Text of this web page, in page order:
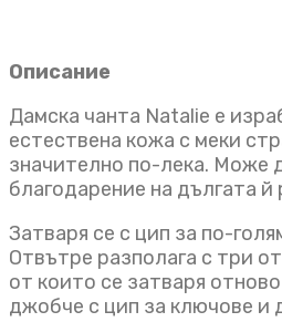
Описание
Дамска чанта Natalie е
естествена кожа с меки
значително по-лека. Може
благодарение на дългата
Затваря се с цип за по-
Отвътре разполага с три
от които се затваря
джобче с цип за ключове и